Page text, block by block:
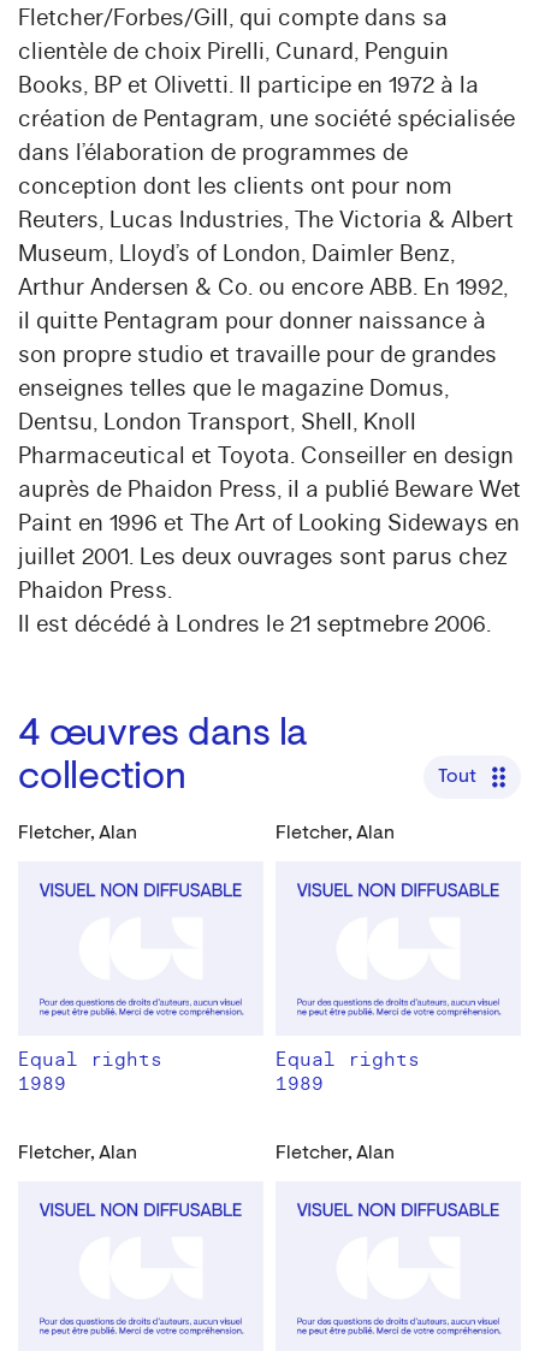
Fletcher/Forbes/Gill, qui compte dans sa
clientèle de choix Pirelli, Cunard, Penguin
Books, BP et Olivetti. Il participe en 1972 à la
création de Pentagram, une société spécialisée
dans l’élaboration de programmes de
conception dont les clients ont pour nom
Reuters, Lucas Industries, The Victoria & Albert
Museum, Lloyd’s of London, Daimler Benz,
Arthur Andersen & Co. ou encore ABB. En 1992,
il quitte Pentagram pour donner naissance à
son propre studio et travaille pour de grandes
enseignes telles que le magazine Domus,
Dentsu, London Transport, Shell, Knoll
Pharmaceutical et Toyota. Conseiller en design
auprès de Phaidon Press, il a publié Beware Wet
Paint en 1996 et The Art of Looking Sideways en
juillet 2001. Les deux ouvrages sont parus chez
Phaidon Press.
Il est décédé à Londres le 21 septmebre 2006.
4 œuvres dans la
collection
Tout
Fletcher, Alan
Equal rights
1989
Fletcher, Alan
Equal rights
1989
Fletcher, Alan Fletcher, Alan